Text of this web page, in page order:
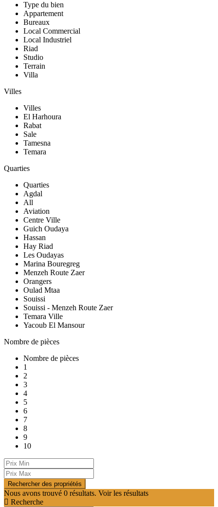
Type du bien
Appartement
Bureaux
Local Commercial
Local Industriel
Riad
Studio
Terrain
Villa
Villes
Villes
El Harhoura
Rabat
Sale
Tamesna
Temara
Quarties
Quarties
Agdal
All
Aviation
Centre Ville
Guich Oudaya
Hassan
Hay Riad
Les Oudayas
Marina Bouregreg
Menzeh Route Zaer
Orangers
Oulad Mtaa
Souissi
Souissi - Menzeh Route Zaer
Temara Ville
Yacoub El Mansour
Nombre de pièces
Nombre de pièces
1
2
3
4
5
6
7
8
9
10
Nous avons trouvé 0 résultats. Voir les résultats
Recherche